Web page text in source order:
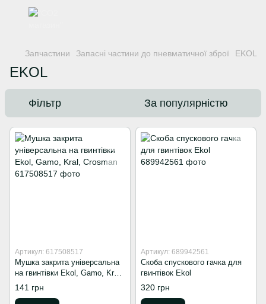
Запчастини Запасні частини до пневматичної зброї EKOL
EKOL
Фільтр За популярністю
Артикул: 617508517
Мушка закрита універсальна
на гвинтівки Ekol, Gamo, Kral,
Crosman
141 грн
Артикул: 689942561
Скоба спускового гачка для
гвинтівок Ekol
320 грн